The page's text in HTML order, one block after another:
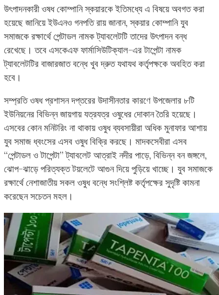
উৎপাদনকারী ওষধ কোম্পানি স্কয়ারকে ইতিমধ্যে এ বিষয়ে অবগত করা
হয়েছে জানিয়ে ইউএনও গনপতি রায় জানান, স্কয়ার কোম্পানি যুব
সমাজকে রক্ষার্থে পেন্টাডল নামক ট্যাবলেটটি তাদের উৎপাদন বন্ধ
রেখেছে। তবে এসকেএফ ফার্মাসিউটিক্যাল-এর টাপেন্টা নামক
ট্যাবলেটটির বাজারজাত বন্ধে খুব দ্রুত যথাযথ কর্তৃপক্ষকে অবহিত করা
হবে।
সম্প্রতি ওষধ প্রশাসন দপ্তরের উদাসীনতার কারণে উপজেলার ৮টি
ইউনিয়নের বিভিন্ন জায়গায় যত্রযত্র ওষুধের দোকান তৈরি হয়েছে।
এসবের কোন মনিটরিং না থাকায় ওষুধ ব্যবসায়ীরা অধিক মুনাফার আশায়
যুব সমাজ ধ্বংসের এসব ওষুধ বিক্রি করছে। মাদকসেবীরা এসব
“পেন্টাডল ও টাপেন্টা” ট্যাবলেট আত্রাই নদীর পাড়ে, বিভিন্ন বন জঙ্গলে,
ঝোপ-ঝাড়ে পরিত্যক্ত টয়লেটে আগুন দিয়ে পুড়িয়ে খাচ্ছে। যুব সমাজকে
রক্ষার্থে নেশাজাতীয় সকল ওষুধ বন্ধে সংশ্লিষ্ট কর্তৃপক্ষের সুদৃষ্টি কামনা
করেছেন সচেতন মহল।